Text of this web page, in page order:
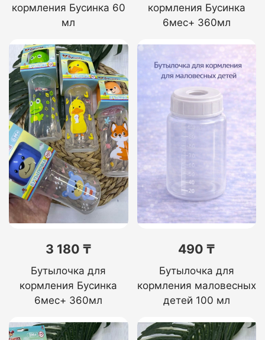
кормления Бусинка 60
мл
кормления Бусинка
6мес+ 360мл
3 180 ₸
Бутылочка для
кормления Бусинка
6мес+ 360мл
490 ₸
Бутылочка для
кормления маловесных
детей 100 мл